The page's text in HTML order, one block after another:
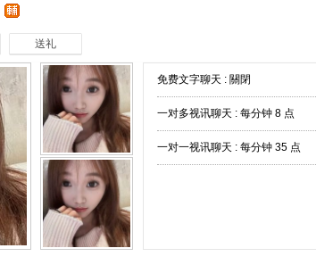
送礼
免费文字聊天 : 關閉
一对多视讯聊天 : 每分钟 8 点
一对一视讯聊天 : 每分钟 35 点